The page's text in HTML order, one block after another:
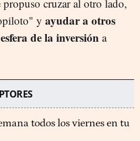
cruzar al otro lado,
y ayudar a otros
de la inversióna
todos los viernes en tu